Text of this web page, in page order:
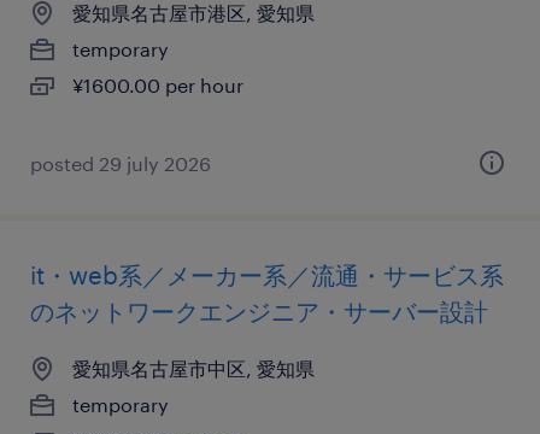
愛知県名古屋市港区, 愛知県
temporary
¥1600.00 per hour
posted 29 july 2026
it・web系／メーカー系／流通・サービス系
のネットワークエンジニア・サーバー設計
愛知県名古屋市中区, 愛知県
temporary